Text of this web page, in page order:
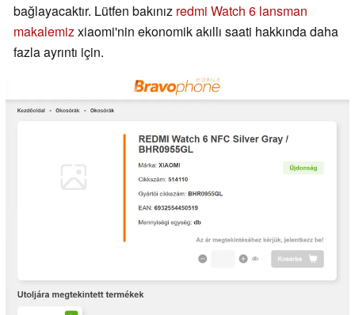
bağlayacaktır. Lütfen bakınız redmi Watch 6 lansman
makalemiz xiaomi'nin ekonomik akıllı saati hakkında daha
fazla ayrıntı için.